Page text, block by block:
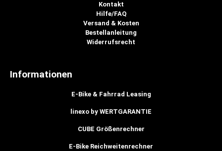
Kontakt
Hilfe/FAQ
Versand & Kosten
Bestellanleitung
Widerrufsrecht
Informationen
E-Bike & Fahrrad Leasing
linexo by WERTGARANTIE
CUBE Größenrechner
E-Bike Reichweitenrechner